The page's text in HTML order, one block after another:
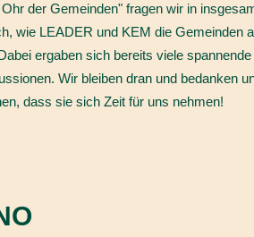
der Gemeinden" fragen wir in
wie LEADER und KEM die Gemeinden
ergaben sich bereits viele
Wir bleiben dran und bedanken
dass sie sich Zeit für uns nehmen!